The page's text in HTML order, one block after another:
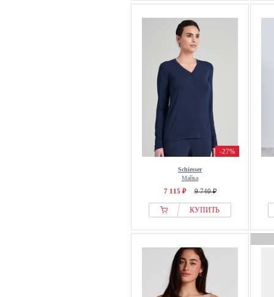
-27%
Schiesser
Майка
7 115 ₽ 9 740 ₽
КУПИТЬ